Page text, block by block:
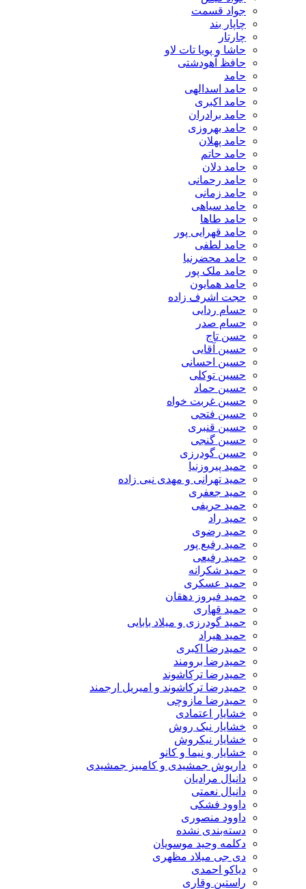
جواد قسمت
چاپار بند
حاشا و پویا تات لاو
حافظ آهودشتی
حامد اسدالهی
حامد اکبری
حامد برادران
حامد بهروزی
حامد پهلان
حامد حاتم
حامد دلان
حامد رحمانی
حامد زمانی
حامد سیاهی
حامد طاها
حامد قهرایی پور
حامد لطفی
حامد محضرنیا
حامد ملک پور
حامد همایون
حجت اشرف زاده
حسام ردایی
حسام صدر
حسن تاج
حسین آقایی
حسین احسانی
حسین توکلی
حسین حماد
حسین غربت خواه
حسین فتحی
حسین قنبری
حسین گنجی
حسین گودرزی
حمید پیروزنیا
حمید تهرانی و مهدی نبی زاده
حمید جعفری
حمید حریفی
حمید راد
حمید رضوی
حمید رفیع پور
حمید رفیعی
حمید شکرانه
حمید عسکری
حمید فیروز دهقان
حمید قهاری
حمید گودرزی و میلاد بابایی
حمید هیراد
حمیدرضا اکبری
حمیدرضا برومند
حمیدرضا ترکاشوند
حمیدرضا ترکاشوند و امیریل ارجمند
حمیدرضا مازوچی
خشایار اعتمادی
خشایار نیک روش
خشایار نیکروش
خشایار و نیما و کانو
داریوش جمشیدی و کامبیز جمشیدی
دانیال مرادیان
دانیال نعمتی
داوود فشکی
داوود منصوری
دسته‌بندی نشده
دکلمه وحید موسویان
دی جی میلاد مظهری
دیاکو احمدی
راستین وقاری